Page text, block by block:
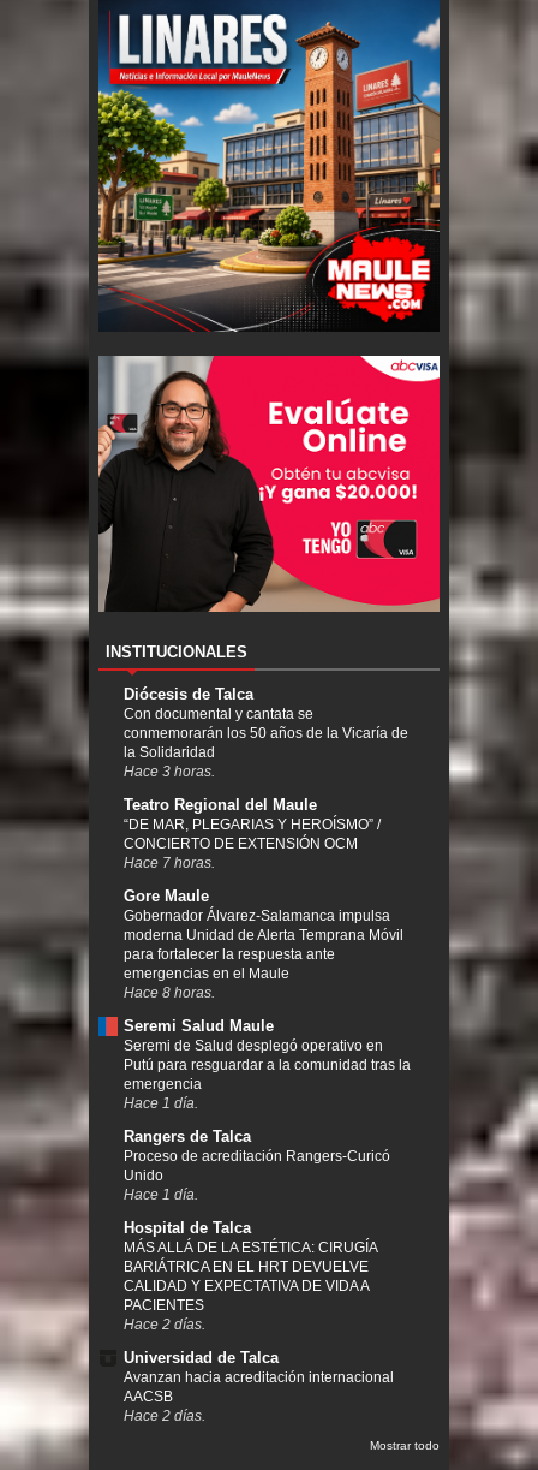
INSTITUCIONALES
Diócesis de Talca
Con documental y cantata se
conmemorarán los 50 años de la Vicaría de
la Solidaridad
Hace 3 horas.
Teatro Regional del Maule
“DE MAR, PLEGARIAS Y HEROÍSMO” /
CONCIERTO DE EXTENSIÓN OCM
Hace 7 horas.
Gore Maule
Gobernador Álvarez-Salamanca impulsa
moderna Unidad de Alerta Temprana Móvil
para fortalecer la respuesta ante
emergencias en el Maule
Hace 8 horas.
Seremi Salud Maule
Seremi de Salud desplegó operativo en
Putú para resguardar a la comunidad tras la
emergencia
Hace 1 día.
Rangers de Talca
Proceso de acreditación Rangers-Curicó
Unido
Hace 1 día.
Hospital de Talca
MÁS ALLÁ DE LA ESTÉTICA: CIRUGÍA
BARIÁTRICA EN EL HRT DEVUELVE
CALIDAD Y EXPECTATIVA DE VIDA A
PACIENTES
Hace 2 días.
Universidad de Talca
Avanzan hacia acreditación internacional
AACSB
Hace 2 días.
Mostrar todo